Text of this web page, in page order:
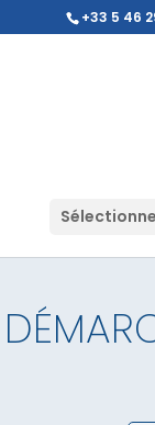
+33 5 46